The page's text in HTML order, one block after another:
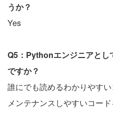
うか？
Yes
Q5：Pythonエンジニアとし
ですか？
誰にでも読めるわかりやすい
メンテナンスしやすいコード